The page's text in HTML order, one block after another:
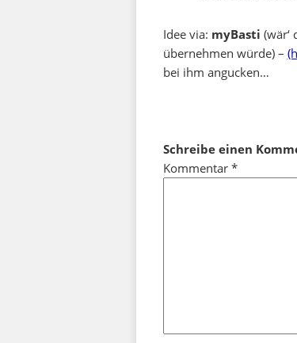
Idee via: myBasti (wär‘
übernehmen würde) –
bei ihm angucken…
Schreibe einen
Kommentar *